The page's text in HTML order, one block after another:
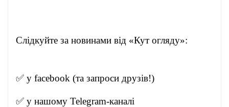
Слідкуйте за новинами від «Кут огляду»:
✅ у facebook (та запроси друзів!)
✅ у нашому Telegram-каналі